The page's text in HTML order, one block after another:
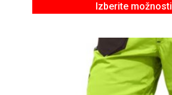
Izberite možnosti